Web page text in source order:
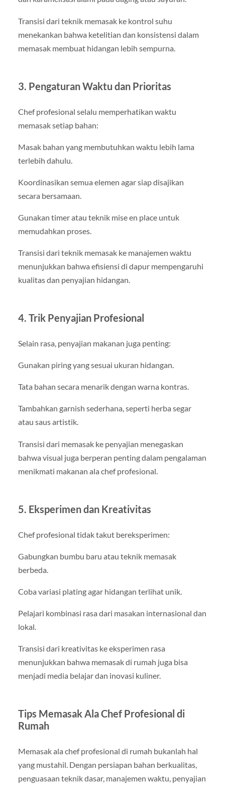
Transisi dari teknik memasak ke kontrol suhu
menekankan bahwa ketelitian dan konsistensi dalam
memasak membuat hidangan lebih sempurna.
3. Pengaturan Waktu dan Prioritas
Chef profesional selalu memperhatikan waktu
memasak setiap bahan:
Masak bahan yang membutuhkan waktu lebih lama
terlebih dahulu.
Koordinasikan semua elemen agar siap disajikan
secara bersamaan.
Gunakan timer atau teknik mise en place untuk
memudahkan proses.
Transisi dari teknik memasak ke manajemen waktu
menunjukkan bahwa efisiensi di dapur mempengaruhi
kualitas dan penyajian hidangan.
4. Trik Penyajian Profesional
Selain rasa, penyajian makanan juga penting:
Gunakan piring yang sesuai ukuran hidangan.
Tata bahan secara menarik dengan warna kontras.
Tambahkan garnish sederhana, seperti herba segar
atau saus artistik.
Transisi dari memasak ke penyajian menegaskan
bahwa visual juga berperan penting dalam pengalaman
menikmati makanan ala chef profesional.
5. Eksperimen dan Kreativitas
Chef profesional tidak takut bereksperimen:
Gabungkan bumbu baru atau teknik memasak
berbeda.
Coba variasi plating agar hidangan terlihat unik.
Pelajari kombinasi rasa dari masakan internasional dan
lokal.
Transisi dari kreativitas ke eksperimen rasa
menunjukkan bahwa memasak di rumah juga bisa
menjadi media belajar dan inovasi kuliner.
Tips Memasak Ala Chef Profesional di
Rumah
Memasak ala chef profesional di rumah bukanlah hal
yang mustahil. Dengan persiapan bahan berkualitas,
penguasaan teknik dasar, manajemen waktu, penyajian